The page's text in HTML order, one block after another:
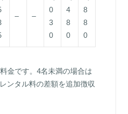
– –
0
3
0
4
8
0
8
8
0
金です。4名未満の場合は
ンタル料の差額を追加徴収